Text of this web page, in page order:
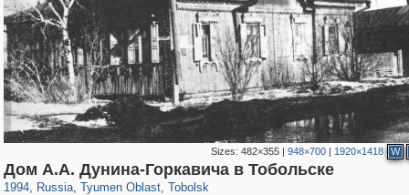
Sizes:482×355 |948×700 | 1920×1418 W
Дом А.А. Дунина-Горкавича в Тобольске
1994, Russia
1,407,780 29,263
, Tyumen Oblast
5,940 45
, Tobolsk
1,043 27